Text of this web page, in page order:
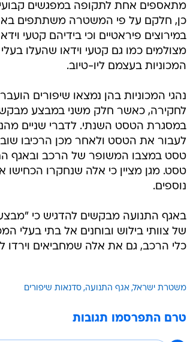
מתאספים אחת לתקופה במפגשים
כן, חלקם על פי המשטרה משתתפים
במירוצים פיראטיים וכי בידיהם קטעי
מצולמים כמו גם קטעי וידאו שהעלו בעלי
המכוניות בעצמם ליו-טיוב.
נהגי המכוניות בהן נמצאו שיפורים
לחקירה, כאשר חלק משני במבצע מבקש
במסגרת הטסט השנתי. לדברי שניים
לעבור את הטסט ולאחר מכן הרכיבו
טסט במצבו המשופר של הרכב ובאגף
טסט. מגן מציין כי אלה שנחקרו הכחישו
נוספים.
באגף התנועה מבקשים להדגיש כי
של צוותי בילוש ובוחנים אל בתי בעלי
כלי הרכב, גם את אלה שמחביאים
משטרת ישראל אגף התנועה סדנאות שיפורים
טרם התפרסמו תגובות